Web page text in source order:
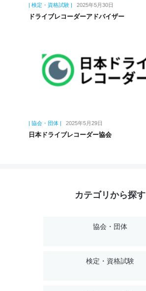
| 検定・資格試験 | 2025年5月30日
ドライブレコーダーアドバイザー
| 協会・団体 | 2025年5月29日
日本ドライブレコーダー協会
カテゴリから探す
協会・団体
検定・資格試験